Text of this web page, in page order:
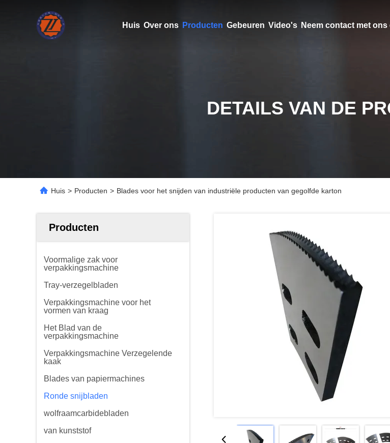
Huis Over ons Producten Gebeuren Video's Neem contact met ons
DETAILS VAN DE
Huis > Producten > Blades voor het snijden van industriële producten van gegolfde karton
Producten
Voormalige zak voor
verpakkingsmachine
Tray-verzegelbladen
Verpakkingsmachine voor het
vormen van kraag
Het Blad van de
verpakkingsmachine
Verpakkingsmachine Verzegelende
kaak
Blades van papiermachines
Ronde snijbladen
wolfraamcarbidebladen
van kunststof